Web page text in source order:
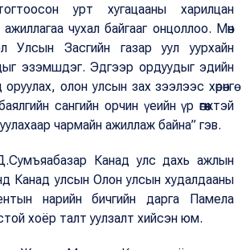
урт хугацааны харилцан
чухал байгааг онцоллоо. Мөн
Улсын Засгийн газар уул уурхайн
эзэмшдэг. Эдгээр ордуудыг эдийн
олон улсын зах зээлээс хөрөнгө
сангийн орчин үеийн үр өгөөжтэй
чармайн ажиллаж байна” гэв.
Канад улс дахь ажлын
Канад улсын Олон улсын худалдааны
нарийн бичгийн дарга Памела
хоёр талт уулзалт хийсэн юм.